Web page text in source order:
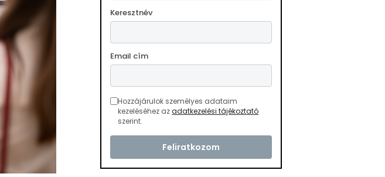
Keresztnév
Email cím
Hozzájárulok személyes adataim
kezeléséhez azadatkezelési tájékoztató
szerint.